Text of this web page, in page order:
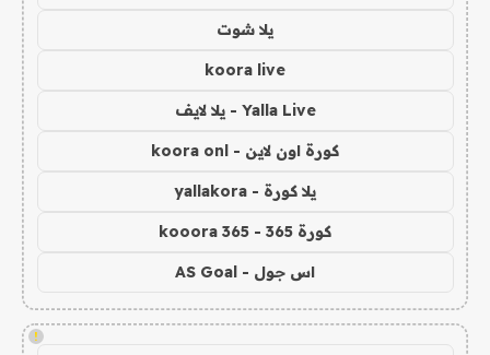
يلا شوت
koora live
Yalla Live - يلا لايف
كورة اون لاين - koora onl
يلا كورة - yallakora
كورة 365 - kooora 365
اس جول - AS Goal
!